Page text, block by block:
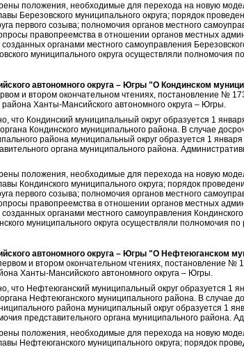
положения, необходимые для перехода на новую
Березовского муниципального округа; порядок
первого созыва; полномочия органов местного
правопреемства в отношении органов местных
органами местного самоуправления
муниципального округа осуществляли полномочия
автономного округа – Югры "О Кондинском
и втором окончательном чтениях, постановление №
района Ханты-Мансийского автономного округа – Югры.
что Кондинский муниципальный округ образуется 1
Кондинского муниципального района. В случае
района муниципальный округ образуется 1
органа муниципального района.
положения, необходимые для перехода на новую
Кондинского муниципального округа; порядок
первого созыва; полномочия органов местного
правопреемства в отношении органов местных
органами местного самоуправления
муниципального округа осуществляли полномочия
автономного округа – Югры "О Нефтеюганском
и втором окончательном чтениях, постановление №
Ханты-Мансийского автономного округа – Югры.
что Нефтеюганский муниципальный округ образуется 1
Нефтеюганского муниципального района. В случае
района муниципальный округ образуется 1
представительного органа муниципального района.
положения, необходимые для перехода на новую
Нефтеюганского муниципального округа; порядок